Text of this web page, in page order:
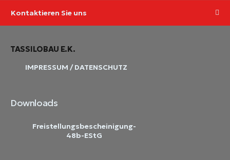
Kontaktieren Sie uns
TASSILOBAU E.K.
IMPRESSUM / DATENSCHUTZ
Downloads
Freistellungsbescheinigung-
48b-EStG